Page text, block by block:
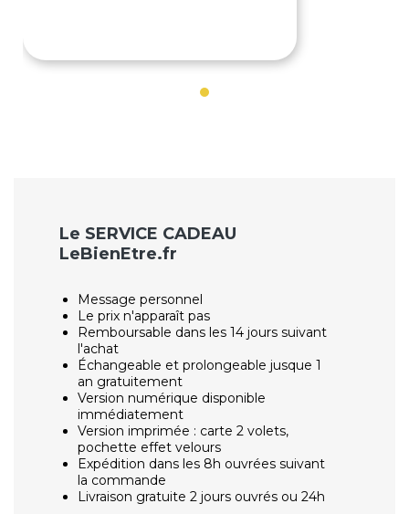
Le SERVICE CADEAU
LeBienEtre.fr
Message personnel
Le prix n'apparaît pas
Remboursable dans les 14 jours suivant
l'achat
Échangeable et prolongeable jusque 1
an gratuitement
Version numérique disponible
immédiatement
Version imprimée : carte 2 volets,
pochette effet velours
Expédition dans les 8h ouvrées suivant
la commande
Livraison gratuite 2 jours ouvrés ou 24h